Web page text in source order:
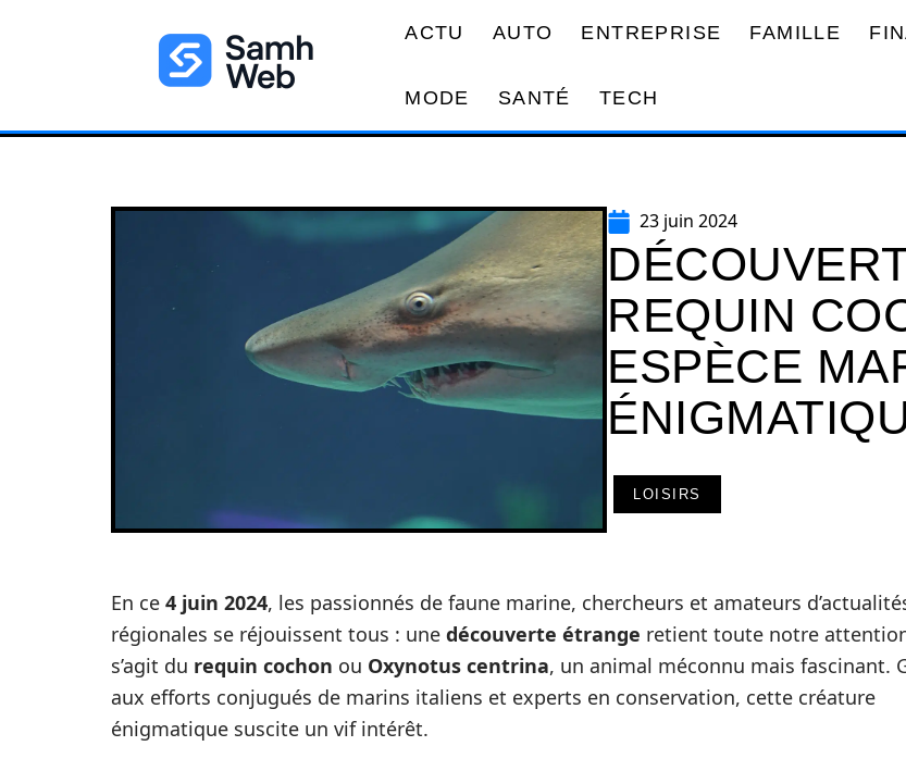
ACTU AUTO ENTREPRISE FAMILLE
MODE SANTÉ TECH
23 juin 2024
REQUIN
ESPÈCE
LOISIRS
En ce 4 juin 2024, les passionnés de faune marine, chercheurs et amateurs
régionales se réjouissent tous : une découverte étrange retient toute notre
s’agit du requin cochon ou Oxynotus centrina, un animal méconnu mais fascinant.
aux efforts conjugués de marins italiens et experts en conservation, cette créature
énigmatique suscite un vif intérêt.